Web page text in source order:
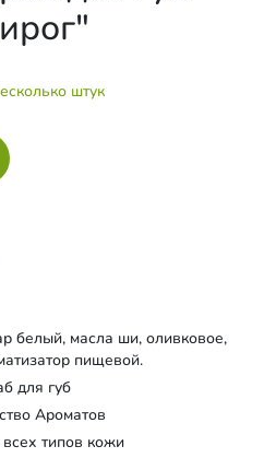
штук
белый, масла ши, оливковое,
пищевой.
для губ
Ароматов
типов кожи